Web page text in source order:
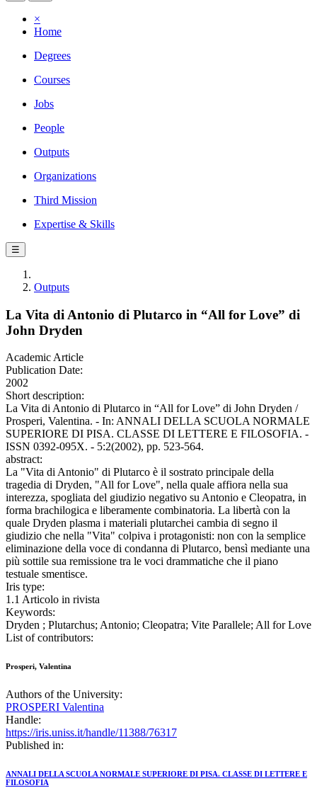
×
Home
Degrees
Courses
Jobs
People
Outputs
Organizations
Third Mission
Expertise & Skills
☰
Outputs
La Vita di Antonio di Plutarco in “All for Love” di
John Dryden
Academic Article
Publication Date:
2002
Short description:
La Vita di Antonio di Plutarco in “All for Love” di John Dryden /
Prosperi, Valentina. - In: ANNALI DELLA SCUOLA NORMALE
SUPERIORE DI PISA. CLASSE DI LETTERE E FILOSOFIA. -
ISSN 0392-095X. - 5:2(2002), pp. 523-564.
abstract:
La "Vita di Antonio" di Plutarco è il sostrato principale della
tragedia di Dryden, "All for Love", nella quale affiora nella sua
interezza, spogliata del giudizio negativo su Antonio e Cleopatra, in
forma brachilogica e liberamente combinatoria. La libertà con la
quale Dryden plasma i materiali plutarchei cambia di segno il
giudizio che nella "Vita" colpiva i protagonisti: non con la semplice
eliminazione della voce di condanna di Plutarco, bensì mediante una
più sottile sua remissione tra le voci drammatiche che il piano
testuale smentisce.
Iris type:
1.1 Articolo in rivista
Keywords:
Dryden ; Plutarchus; Antonio; Cleopatra; Vite Parallele; All for Love
List of contributors:
Prosperi, Valentina
Authors of the University:
PROSPERI Valentina
Handle:
https://iris.uniss.it/handle/11388/76317
Published in:
ANNALI DELLA SCUOLA NORMALE SUPERIORE DI PISA. CLASSE DI LETTERE E
FILOSOFIA